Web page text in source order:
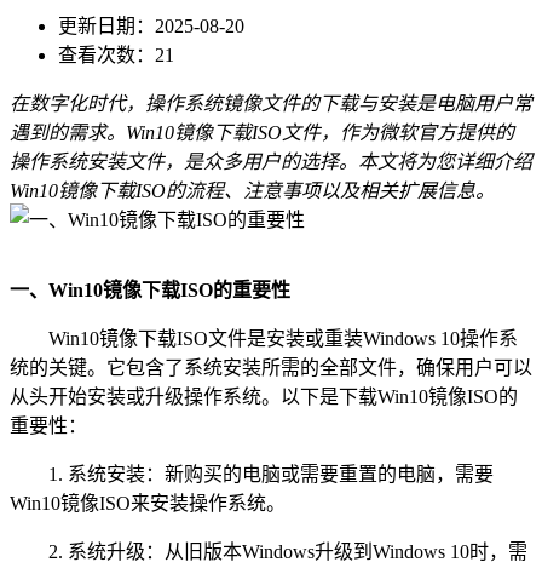
更新日期：2025-08-20
查看次数：21
在数字化时代，操作系统镜像文件的下载与安装是电脑用户常
遇到的需求。Win10镜像下载ISO文件，作为微软官方提供的
操作系统安装文件，是众多用户的选择。本文将为您详细介绍
Win10镜像下载ISO的流程、注意事项以及相关扩展信息。
一、Win10镜像下载ISO的重要性
Win10镜像下载ISO文件是安装或重装Windows 10操作系
统的关键。它包含了系统安装所需的全部文件，确保用户可以
从头开始安装或升级操作系统。以下是下载Win10镜像ISO的
重要性：
1. 系统安装：新购买的电脑或需要重置的电脑，需要
Win10镜像ISO来安装操作系统。
2. 系统升级：从旧版本Windows升级到Windows 10时，需